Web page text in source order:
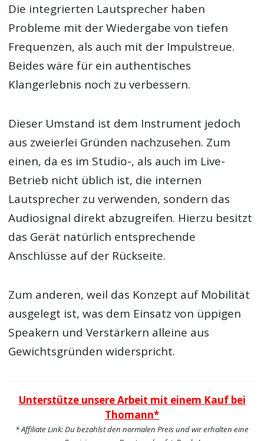
Die integrierten Lautsprecher haben
Probleme mit der Wiedergabe von tiefen
Frequenzen, als auch mit der Impulstreue.
Beides wäre für ein authentisches
Klangerlebnis noch zu verbessern.
Dieser Umstand ist dem Instrument jedoch
aus zweierlei Gründen nachzusehen. Zum
einen, da es im Studio-, als auch im Live-
Betrieb nicht üblich ist, die internen
Lautsprecher zu verwenden, sondern das
Audiosignal direkt abzugreifen. Hierzu besitzt
das Gerät natürlich entsprechende
Anschlüsse auf der Rückseite.
Zum anderen, weil das Konzept auf Mobilität
ausgelegt ist, was dem Einsatz von üppigen
Speakern und Verstärkern alleine aus
Gewichtsgründen widerspricht.
Unterstütze unsere Arbeit mit einem Kauf bei
Thomann*
* Affiliate Link: Du bezahlst den normalen Preis und wir erhalten eine